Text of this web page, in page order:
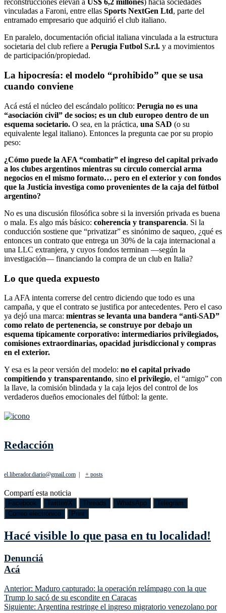
reconstrucciones elevan a US$ 6,2 millones) hacia sociedades
vinculadas a Faroni, entre ellas Sports NextGen Ltd, parte del
entramado empresario que adquirió el club italiano.
En paralelo, documentación oficial italiana vinculada a la estructura
societaria del club refiere a Perugia Futbol S.r.l. y a movimientos
de participación/propiedad.
La hipocresía: el modelo “prohibido” que se usa
cuando conviene
Acá está el núcleo del escándalo político: Perugia no es una
“asociación civil” de socios; es un club europeo dentro de un
esquema societario. O sea, en la práctica, una SAD (o su
equivalente legal italiano). Entonces la pregunta cae por su propio
peso:
¿Cómo puede la AFA “combatir” el ingreso del capital privado
a los clubes argentinos mientras su círculo comercial arma
negocios en el mismo formato… pero en el exterior y con fondos
que la Justicia investiga como provenientes de la caja del fútbol
argentino?
No es una discusión filosófica sobre si la inversión privada es buena
o mala. Es algo más básico: coherencia y transparencia. Si la
conducción sostiene que “privatizar” es sinónimo de saqueo, ¿qué es
entonces un contrato que entrega un 30% de la caja internacional a
una LLC extranjera, y cuyos fondos terminan —según la
investigación— financiando la compra de un club en Italia?
Lo que queda expuesto
La AFA intenta correrse del centro diciendo que todo es una
campaña, y que el contrato se justifica por antecedentes. Pero el caso
ya dejó una marca: mientras se levanta una bandera “anti-SAD”
como relato de pertenencia, se construye por debajo un
esquema típicamente corporativo: intermediarios privilegiados,
comisiones extraordinarias, opacidad jurisdiccional y compras
en el exterior.
Y esa es la peor versión del modelo: no el capital privado
compitiendo y transparentando, sino el privilegio, el “amigo” con
la llave, la comisión blindada y la caja lejos del control de los
verdaderos dueños emocionales del fútbol: la gente.
Redacción
el.liberador.diario@gmail.com | + posts
Compartí esta noticia
Facebook Twitter/X Threads WhatsApp
Telegram
Correo electrónico
Print
Hacé visible lo que pasa en tu localidad!
Denunciá
Acá
Navegación
de
Anterior: Maduro capturado: la operación relámpago con la que
Trump lo sacó de su escondite en Caracas
Siguiente: Argentina restringe el ingreso migratorio venezolano por